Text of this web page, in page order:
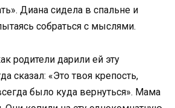
Диана сидела в спальне и
собраться с мыслями.
родители дарили ей эту
сказал: «Это твоя крепость,
было куда вернуться». Мама